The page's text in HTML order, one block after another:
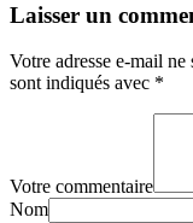
Laisser un
Votre adresse e-mail ne
sont indiqués avec *
Votre commentaire
Nom